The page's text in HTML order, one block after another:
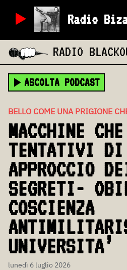
Radio
RADIO
ASCOLTA PODCAST
BELLO COME UNA PRIGIONE
MACCHINE
TENTATIVI DI
APPROCCIO
SEGRETI-
COSCIENZA
UNIVERSITA’
lunedì 6 luglio 2026